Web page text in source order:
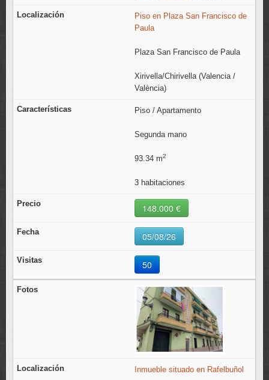
Piso en Plaza San Francisco de
Paula
Plaza San Francisco de Paula
Xirivella/Chirivella (Valencia /
València)
Piso / Apartamento
Segunda mano
93.34 m2
3 habitaciones
148.000 €
05/08/26
50
Inmueble situado en Rafelbuñol